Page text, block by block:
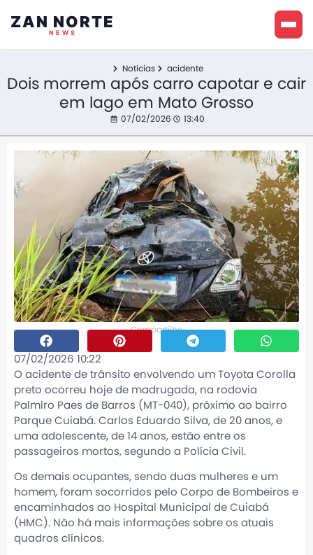
ZAN NORTE
NEWS
Noticias acidente
Dois morrem após carro capotar e cair
em lago em Mato Grosso
07/02/2026 13:40
Compartilhe
07/02/2026 10:22
O acidente de trânsito envolvendo um Toyota Corolla
preto ocorreu hoje de madrugada, na rodovia
Palmiro Paes de Barros (MT-040), próximo ao bairro
Parque Cuiabá. Carlos Eduardo Silva, de 20 anos, e
uma adolescente, de 14 anos, estão entre os
passageiros mortos, segundo a Polícia Civil.
Os demais ocupantes, sendo duas mulheres e um
homem, foram socorridos pelo Corpo de Bombeiros e
encaminhados ao Hospital Municipal de Cuiabá
(HMC). Não há mais informações sobre os atuais
quadros clínicos.